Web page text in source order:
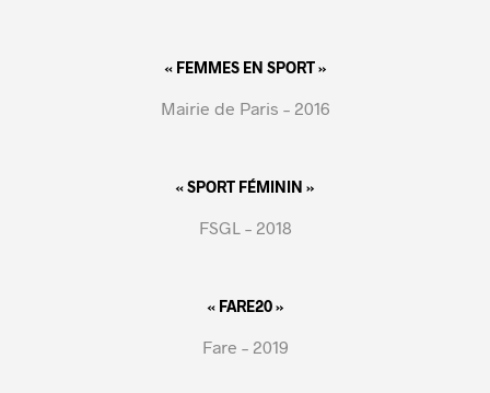
« FEMMES EN SPORT »
Mairie de Paris – 2016
« SPORT FÉMININ »
FSGL – 2018
« FARE20 »
Fare – 2019